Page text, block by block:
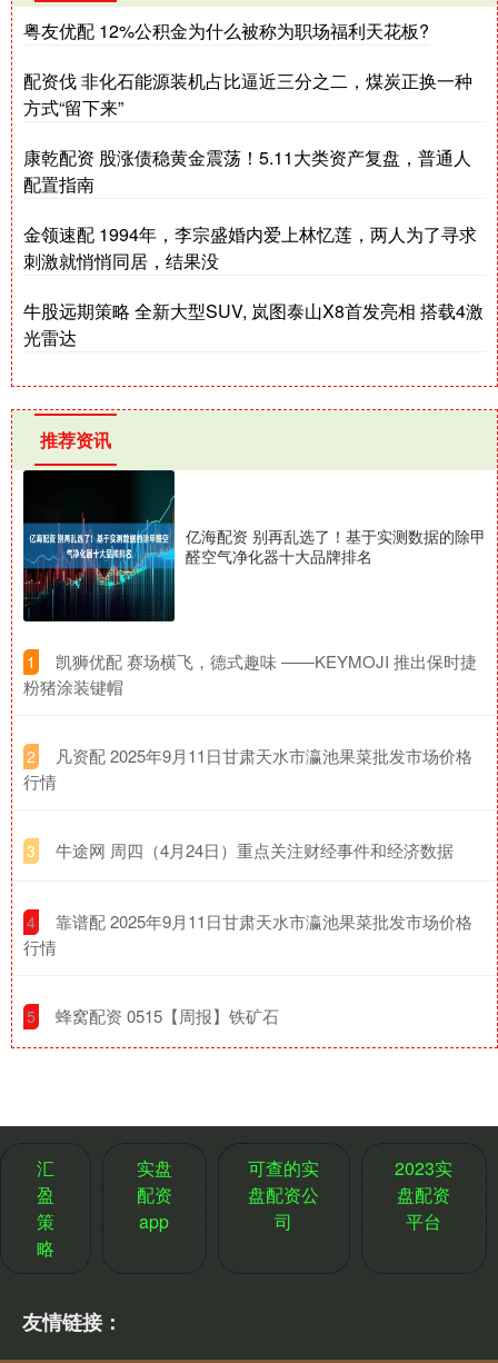
粤友优配 12%公积金为什么被称为职场福利天花板?
配资伐 非化石能源装机占比逼近三分之二，煤炭正换一种
方式“留下来”
康乾配资 股涨债稳黄金震荡！5.11大类资产复盘，普通人
配置指南
金领速配 1994年，李宗盛婚内爱上林忆莲，两人为了寻求
刺激就悄悄同居，结果没
牛股远期策略 全新大型SUV, 岚图泰山X8首发亮相 搭载4激
光雷达
推荐资讯
亿海配资 别再乱选了！基于实测数据的除甲
醛空气净化器十大品牌排名
1
​凯狮优配 赛场横飞，德式趣味 ——KEYMOJI 推出保时捷
粉猪涂装键帽
2
​凡资配 2025年9月11日甘肃天水市瀛池果菜批发市场价格
行情
3 ​牛途网 周四（4月24日）重点关注财经事件和经济数据
4
​靠谱配 2025年9月11日甘肃天水市瀛池果菜批发市场价格
行情
5 ​蜂窝配资 0515【周报】铁矿石
汇
盈
策
略
实盘
配资
app
可查的实
盘配资公
司
2023实
盘配资
平台
友情链接：